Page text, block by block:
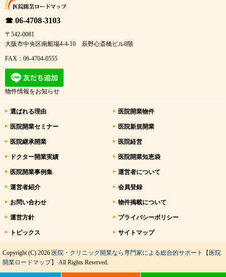
☎ 06-4708-3103
〒542-0081
大阪市中央区南船場4-4-10 辰野心斎橋ビル8階
FAX：06-4704-0555
物件情報をお知らせ
選ばれる理由 医院開業物件
医院開業セミナー 医院新規開業
医院継承開業 医院経営
ドクター開業実績 医院開業知恵袋
医院開業事例集 運営者について
運営者紹介 会員登録
お問い合わせ 物件掲載について
運営方針 プライバシーポリシー
トピックス サイトマップ
Copyright (C) 2026 医院・クリニック開業なら専門家による総合的サポート【医院
開業ロードマップ】
All Rights Reserved.